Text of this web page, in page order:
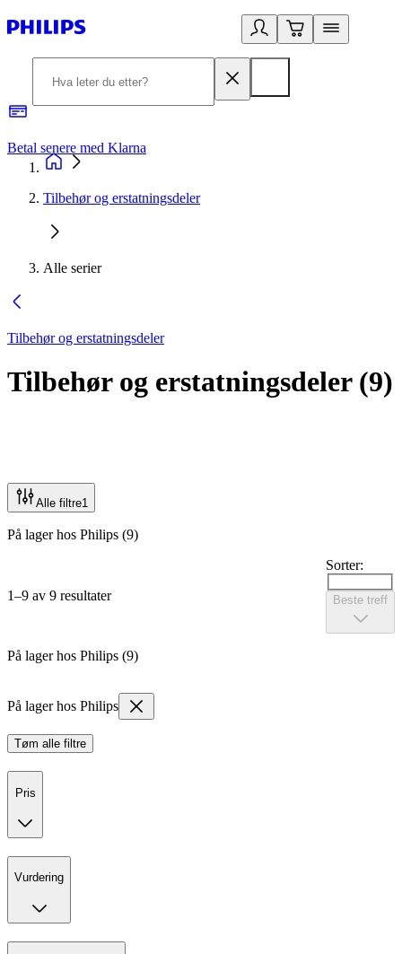
Betal senere med Klarna
Tilbehør og erstatningsdeler
Alle serier
Tilbehør og erstatningsdeler
Tilbehør og erstatningsdeler(9)
Alle filtre1
På lager hos Philips (9)
1–9 av 9 resultater
Sorter:
Beste treff
På lager hos Philips (9)
På lager hos Philips
Tøm alle filtre
Pris
Vurdering